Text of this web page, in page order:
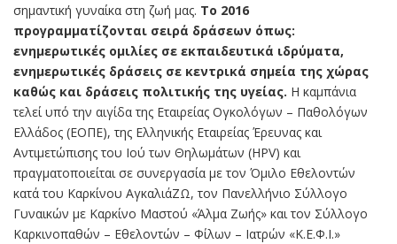
σημαντική γυναίκα στη ζωή μας. To 2016
προγραμματίζονται σειρά δράσεων όπως:
ενημερωτικές ομιλίες σε εκπαιδευτικά ιδρύματα,
ενημερωτικές δράσεις σε κεντρικά σημεία της χώρας
καθώς και δράσεις πολιτικής της υγείας. Η καμπάνια
τελεί υπό την αιγίδα της Εταιρείας Ογκολόγων – Παθολόγων
Ελλάδος (ΕΟΠΕ), της Ελληνικής Εταιρείας Έρευνας και
Αντιμετώπισης του Ιού των Θηλωμάτων (HPV) και
πραγματοποιείται σε συνεργασία με τον Όμιλο Εθελοντών
κατά του Καρκίνου ΑγκαλιάΖΩ, τον Πανελλήνιο Σύλλογο
Γυναικών με Καρκίνο Μαστού «Άλμα Ζωής» και τον Σύλλογο
Καρκινοπαθών – Εθελοντών – Φίλων – Ιατρών «Κ.Ε.Φ.Ι.»